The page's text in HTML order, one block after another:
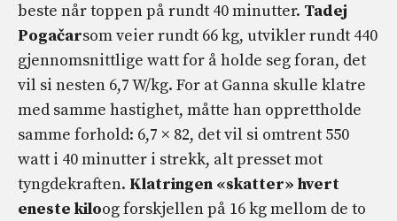
beste når toppen på rundt 40 minutter. Tadej
Pogačarsom veier rundt 66 kg, utvikler rundt 440
gjennomsnittlige watt for å holde seg foran, det
vil si nesten 6,7 W/kg. For at Ganna skulle klatre
med samme hastighet, måtte han opprettholde
samme forhold: 6,7 × 82, det vil si omtrent 550
watt i 40 minutter i strekk, alt presset mot
tyngdekraften. Klatringen «skatter» hvert
eneste kiloog forskjellen på 16 kg mellom de to